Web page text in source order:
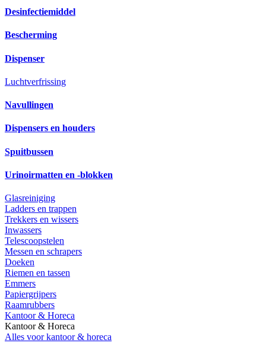
Desinfectiemiddel
Bescherming
Dispenser
Luchtverfrissing
Navullingen
Dispensers en houders
Spuitbussen
Urinoirmatten en -blokken
Glasreiniging
Ladders en trappen
Trekkers en wissers
Inwassers
Telescoopstelen
Messen en schrapers
Doeken
Riemen en tassen
Emmers
Papiergrijpers
Raamrubbers
Kantoor & Horeca
Kantoor & Horeca
Alles voor kantoor & horeca